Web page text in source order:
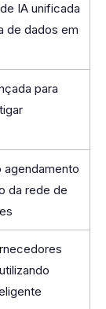
IA unificada
de dados em
para
agendamento
da rede de